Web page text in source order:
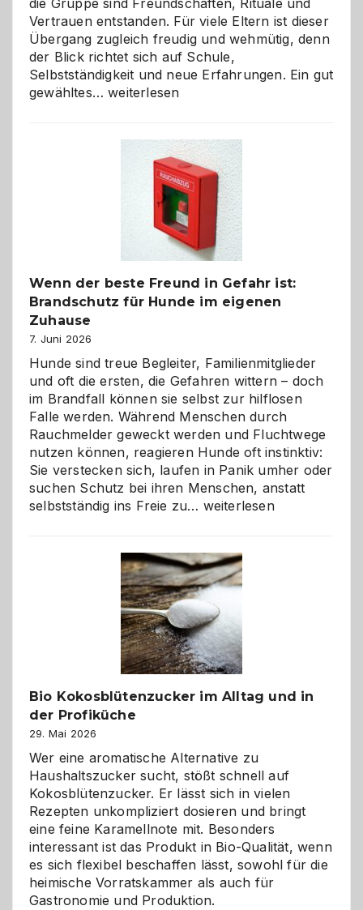
die Gruppe sind Freundschaften, Rituale und
Vertrauen entstanden. Für viele Eltern ist dieser
Übergang zugleich freudig und wehmütig, denn
der Blick richtet sich auf Schule,
Selbstständigkeit und neue Erfahrungen. Ein gut
gewähltes…Abschied
bewusst
herzlich
gestalten
weiterlesen
Wenn der beste Freund in Gefahr ist:
Brandschutz für Hunde im eigenen
Zuhause
7. Juni 2026
Hunde sind treue Begleiter, Familienmitglieder
und oft die ersten, die Gefahren wittern – doch
im Brandfall können sie selbst zur hilflosen
Falle werden. Während Menschen durch
Rauchmelder geweckt werden und Fluchtwege
nutzen können, reagieren Hunde oft instinktiv:
Sie verstecken sich, laufen in Panik umher oder
suchen Schutz bei ihren Menschen, anstatt
selbstständig ins Freie zu… Wenn
Freund
in
Gefahr
ist:
Brandschutz
für
Hunde
eigenen
weiterlesen
Bio Kokosblütenzucker im Alltag und in
der Profiküche
29. Mai 2026
Wer eine aromatische Alternative zu
Haushaltszucker sucht, stößt schnell auf
Kokosblütenzucker. Er lässt sich in vielen
Rezepten unkompliziert dosieren und bringt
eine feine Karamellnote mit. Besonders
interessant ist das Produkt in Bio-Qualität, wenn
es sich flexibel beschaffen lässt, sowohl für die
heimische Vorratskammer als auch für
Gastronomie und Produktion.